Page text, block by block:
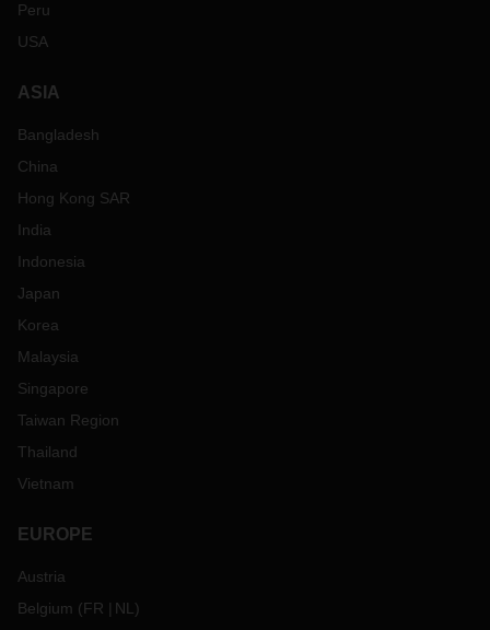
Peru
USA
ASIA
Bangladesh
China
Hong Kong SAR
India
Indonesia
Japan
Korea
Malaysia
Singapore
Taiwan Region
Thailand
Vietnam
EUROPE
Austria
Belgium (FR NL )